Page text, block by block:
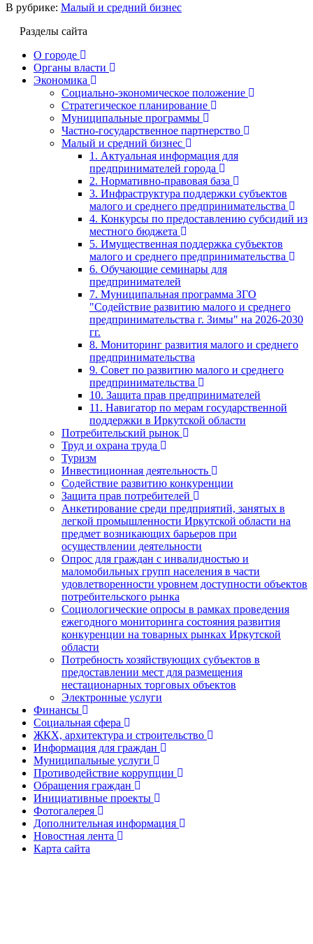
В рубрике: Малый и средний бизнес
Разделы сайта
О городе
Органы власти
Экономика
Социально-экономическое положение
Стратегическое планирование
Муниципальные программы
Частно-государственное партнерство
Малый и средний бизнес
1. Актуальная информация для
предпринимателей города
2. Нормативно-правовая база
3. Инфраструктура поддержки субъектов
малого и среднего предпринимательства
4. Конкурсы по предоставлению субсидий из
местного бюджета
5. Имущественная поддержка субъектов
малого и среднего предпринимательства
6. Обучающие семинары для
предпринимателей
7. Муниципальная программа ЗГО
"Содействие развитию малого и среднего
предпринимательства г. Зимы" на 2026-2030
гг.
8. Мониторинг развития малого и среднего
предпринимательства
9. Совет по развитию малого и среднего
предпринимательства
10. Защита прав предпринимателей
11. Навигатор по мерам государственной
поддержки в Иркутской области
Потребительский рынок
Труд и охрана труда
Туризм
Инвестиционная деятельность
Содействие развитию конкуренции
Защита прав потребителей
Анкетирование среди предприятий, занятых в
легкой промышленности Иркутской области на
предмет возникающих барьеров при
осуществлении деятельности
Опрос для граждан с инвалидностью и
маломобильных групп населения в части
удовлетворенности уровнем доступности объектов
потребительского рынка
Социологические опросы в рамках проведения
ежегодного мониторинга состояния развития
конкуренции на товарных рынках Иркутской
области
Потребность хозяйствующих субъектов в
предоставлении мест для размещения
нестационарных торговых объектов
Электронные услуги
Финансы
Социальная сфера
ЖКХ, архитектура и строительство
Информация для граждан
Муниципальные услуги
Противодействие коррупции
Обращения граждан
Инициативные проекты
Фотогалерея
Дополнительная информация
Новостная лента
Карта сайта